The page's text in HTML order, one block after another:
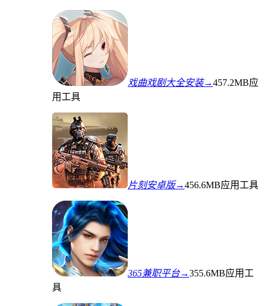
戏曲戏剧大全安装→457.2MB应
用工具
片刻安卓版→456.6MB应用工具
365兼职平台→355.6MB应用工
具